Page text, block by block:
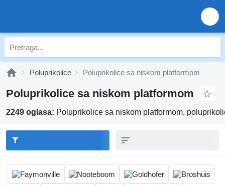
Poluprikolice Poluprikolice sa niskom platformom
Poluprikolice sa niskom platformom
2249 oglasa: Poluprikolice sa niskom platformom,